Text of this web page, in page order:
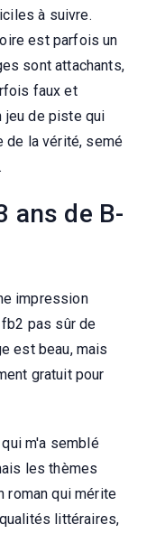
à suivre.
est parfois un
sont attachants,
faux et
jeu de piste qui
de la vérité, semé
ans de B-
impression
pas sûr de
est beau, mais
gratuit pour
m'a semblé
les thèmes
roman qui mérite
littéraires,